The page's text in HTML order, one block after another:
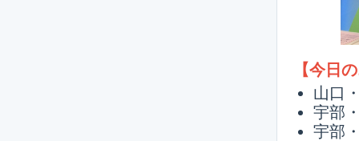
【今日
山口
宇部
宇部